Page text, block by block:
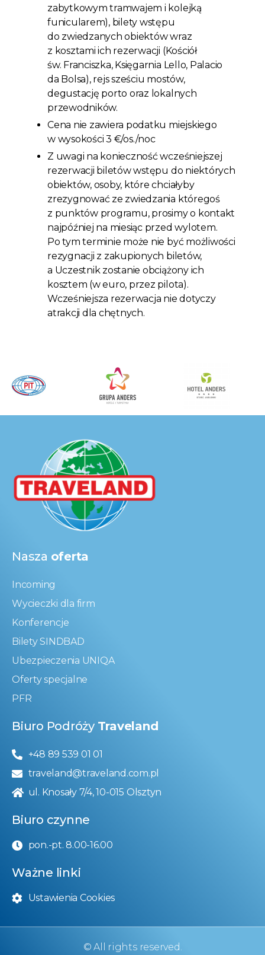
zabytkowym tramwajem i kolejką
funicularem), bilety wstępu
do zwiedzanych obiektów wraz
z kosztami ich rezerwacji (Kościół
św. Franciszka, Księgarnia Lello, Palacio
da Bolsa), rejs sześciu mostów,
degustację porto oraz lokalnych
przewodników.
Cena nie zawiera podatku miejskiego
w wysokości 3 €/os./noc
Z uwagi na konieczność wcześniejszej
rezerwacji biletów wstępu do niektórych
obiektów, osoby, które chciałyby
zrezygnować ze zwiedzania któregoś
z punktów programu, prosimy o kontakt
najpóźniej na miesiąc przed wylotem.
Po tym terminie może nie być możliwości
rezygnacji z zakupionych biletów,
a Uczestnik zostanie obciążony ich
kosztem (w euro, przez pilota).
Wcześniejsza rezerwacja nie dotyczy
atrakcji dla chętnych.
Nasza oferta
Incoming
Wycieczki dla firm
Konferencje
Bilety SINDBAD
Ubezpieczenia UNIQA
Oferty specjalne
PFR
Biuro Podróży Traveland
+48 89 539 01 01
traveland@traveland.com.pl
ul. Knosały 7/4, 10-015 Olsztyn
Biuro czynne
pon.-pt. 8.00-16.00
Ważne linki
Ustawienia Cookies
© All rights reserved.